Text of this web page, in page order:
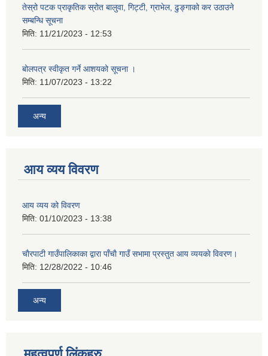
तेस्रो पटक प्राकृतिक स्रोत बालुवा, गिट्टी, ग्राभेल, ढुङ्गाको कर उठाउने
सम्बन्धि सूचना
मिति: 11/21/2023 - 12:53
बोलपत्र स्वीकृत गर्ने आशयको सूचना ।
मिति: 11/07/2023 - 13:22
अन्य
आय व्यय विवरण
आय व्यय को विवरण
मिति: 01/10/2023 - 13:38
चाैरपाटी गाउँपालिकाका द्वारा पाँचाै गाउँ सभामा प्रस्तुत आय व्ययकाे विवरण।
मिति: 12/28/2022 - 10:46
अन्य